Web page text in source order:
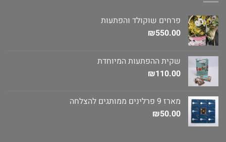
פרחים שוקולד והפתעות
₪550.00
שקית ההפתעות המיוחדת
₪110.00
מארז 9 פרלינים ממותגים להצלחה
₪50.00